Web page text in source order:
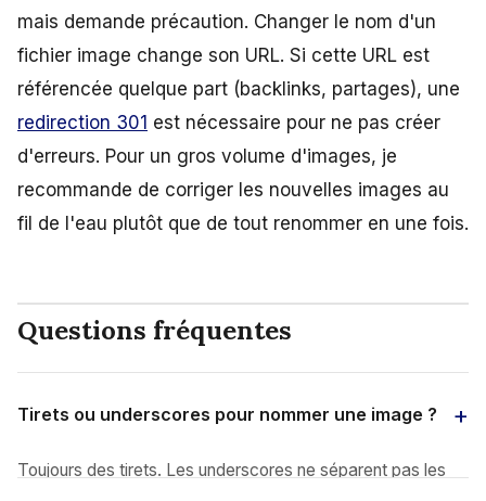
mais demande précaution. Changer le nom d'un
fichier image change son URL. Si cette URL est
référencée quelque part (backlinks, partages), une
redirection 301 est nécessaire pour ne pas créer
d'erreurs. Pour un gros volume d'images, je
recommande de corriger les nouvelles images au
fil de l'eau plutôt que de tout renommer en une fois.
Questions fréquentes
Tirets ou underscores pour nommer une image ?
Toujours des tirets. Les underscores ne séparent pas les